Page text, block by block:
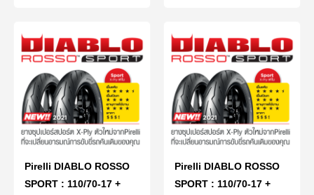
Pirelli DIABLO ROSSO
SPORT : 110/70-17 +
Pirelli DIABLO ROSSO
SPORT : 110/70-17 +